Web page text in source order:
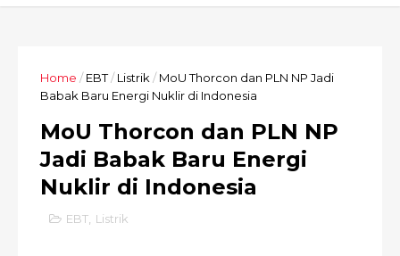
Home / EBT/ Listrik/ MoU Thorcon dan PLN NP Jadi
Babak Baru Energi Nuklir di Indonesia
MoU Thorcon dan PLN NP
Jadi Babak Baru Energi
Nuklir di Indonesia
EBT, Listrik